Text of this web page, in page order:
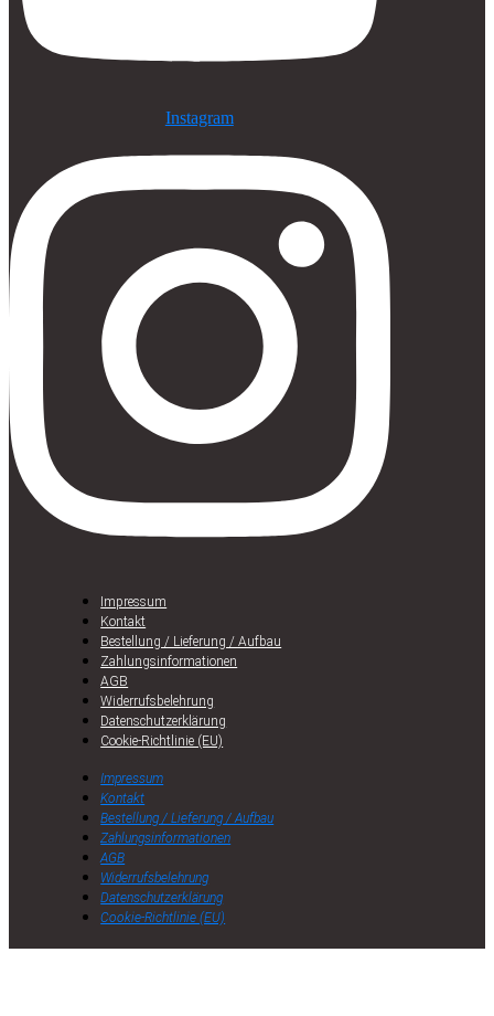
Instagram
Impressum
Kontakt
Bestellung / Lieferung / Aufbau
Zahlungsinformationen
AGB
Widerrufsbelehrung
Datenschutzerklärung
Cookie-Richtlinie (EU)
Impressum
Kontakt
Bestellung / Lieferung / Aufbau
Zahlungsinformationen
AGB
Widerrufsbelehrung
Datenschutzerklärung
Cookie-Richtlinie (EU)